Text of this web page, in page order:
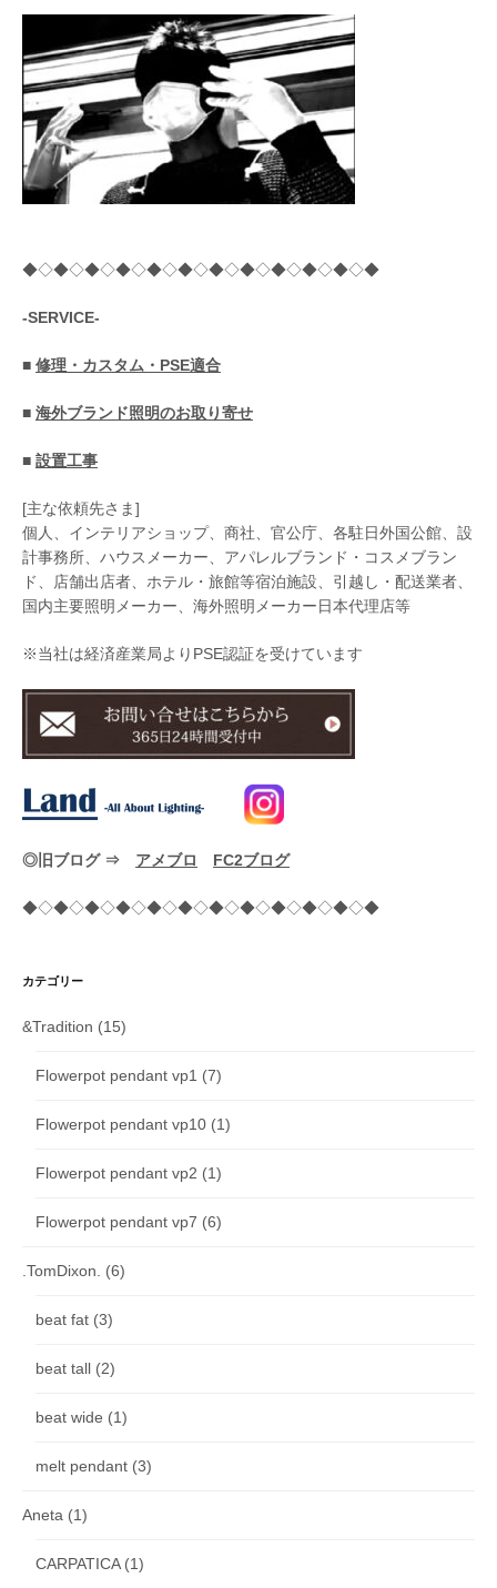
◆◇◆◇◆◇◆◇◆◇◆◇◆◇◆◇◆◇◆◇◆◇◆
-SERVICE-
■ 修理・カスタム・PSE適合
■ 海外ブランド照明のお取り寄せ
■ 設置工事
[主な依頼先さま]
個人、インテリアショップ、商社、官公庁、各駐日外国公館、設
計事務所、ハウスメーカー、アパレルブランド・コスメブラン
ド、店舗出店者、ホテル・旅館等宿泊施設、引越し・配送業者、
国内主要照明メーカー、海外照明メーカー日本代理店等
※当社は経済産業局よりPSE認証を受けています
◎旧ブログ ⇒ アメブロ FC2ブログ
◆◇◆◇◆◇◆◇◆◇◆◇◆◇◆◇◆◇◆◇◆◇◆
カテゴリー
&Tradition (15)
Flowerpot pendant vp1 (7)
Flowerpot pendant vp10 (1)
Flowerpot pendant vp2 (1)
Flowerpot pendant vp7 (6)
.TomDixon. (6)
beat fat (3)
beat tall (2)
beat wide (1)
melt pendant (3)
Aneta (1)
CARPATICA(1)